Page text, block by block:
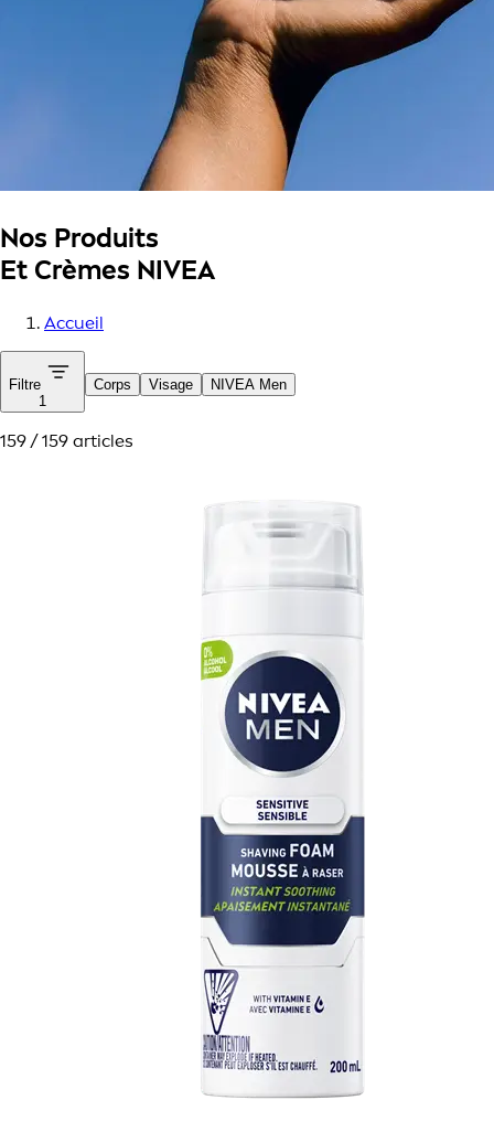
Nos Produits
Et Crèmes NIVEA
Accueil
Filtre
1
Corps Visage NIVEA Men
159 / 159 articles